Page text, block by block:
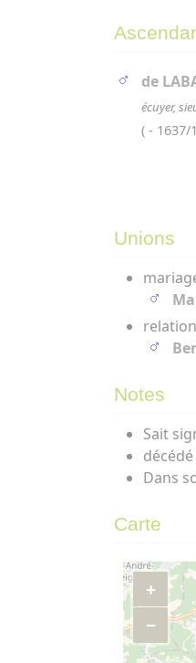
de
écuyer,
( - 1637/
Unions
Notes
Sait
Dans
Carte
+
−